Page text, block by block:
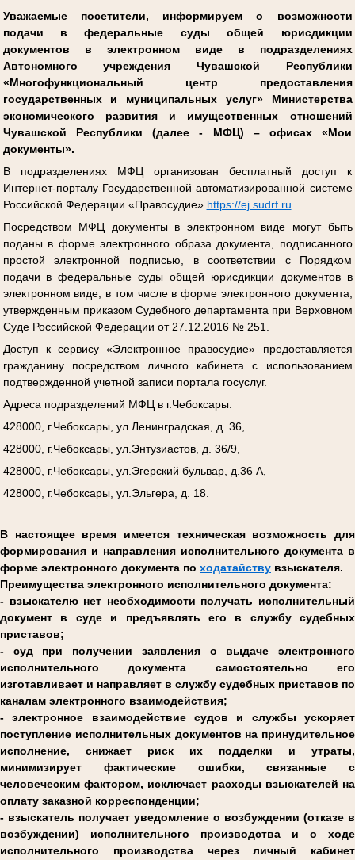
Уважаемые посетители, информируем о возможности
подачи в федеральные суды общей юрисдикции
документов в электронном виде в подразделениях
Автономного учреждения Чувашской Республики
«Многофункциональный центр предоставления
государственных и муниципальных услуг» Министерства
экономического развития и имущественных отношений
Чувашской Республики (далее - МФЦ) – офисах «Мои
документы».
В подразделениях МФЦ организован бесплатный доступ к
Интернет-порталу Государственной автоматизированной системе
Российской Федерации «Правосудие» https://ej.sudrf.ru
Посредством МФЦ документы в электронном виде могут быть
поданы в форме электронного образа документа, подписанного
простой электронной подписью, в соответствии с Порядком
подачи в федеральные суды общей юрисдикции документов в
электронном виде, в том числе в форме электронного документа,
утвержденным приказом Судебного департамента при Верховном
Суде Российской Федерации от 27.12.2016 № 251.
Доступ к сервису «Электронное правосудие» предоставляется
гражданину посредством личного кабинета с использованием
подтвержденной учетной записи портала госуслуг.
Адреса подразделений МФЦ в г.Чебоксары:
428000, г.Чебоксары, ул.Ленинградская, д. 36,
428000, г.Чебоксары, ул.Энтузиастов, д. 36/9,
428000, г.Чебоксары, ул.Эгерский бульвар, д.36 А,
428000, г.Чебоксары, ул.Эльгера, д. 18.
В настоящее время имеется техническая возможность для
формирования и направления исполнительного документа в
форме электронного документа по ходатайству взыскателя.
Преимущества электронного исполнительного документа:
- взыскателю нет необходимости получать исполнительный
документ в суде и предъявлять его в службу судебных
приставов;
- суд при получении заявления о выдаче электронного
исполнительного документа самостоятельно его
изготавливает и направляет в службу судебных приставов по
каналам электронного взаимодействия;
- электронное взаимодействие судов и службы ускоряет
поступление исполнительных документов на принудительное
исполнение, снижает риск их подделки и утраты,
минимизирует фактические ошибки, связанные с
человеческим фактором, исключает расходы взыскателей на
оплату заказной корреспонденции;
- взыскатель получает уведомление о возбуждении (отказе в
возбуждении) исполнительного производства и о ходе
исполнительного производства через личный кабинет